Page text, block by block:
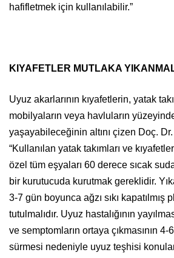
hafifletmek için kullanılabilir.”
KIYAFETLER MUTLAKA
Uyuz akarlarının kıyafetlerin, yatak
mobilyaların veya havluların
yaşayabileceğinin altını çizen Doç.
“Kullanılan yatak takımları ve
özel tüm eşyaları 60 derece sıcak
bir kurutucuda kurutmak gereklidir.
3-7 gün boyunca ağzı sıkı kapatılmış
tutulmalıdır. Uyuz hastalığının
ve semptomların ortaya çıkmasının 4-
sürmesi nedeniyle uyuz teşhisi